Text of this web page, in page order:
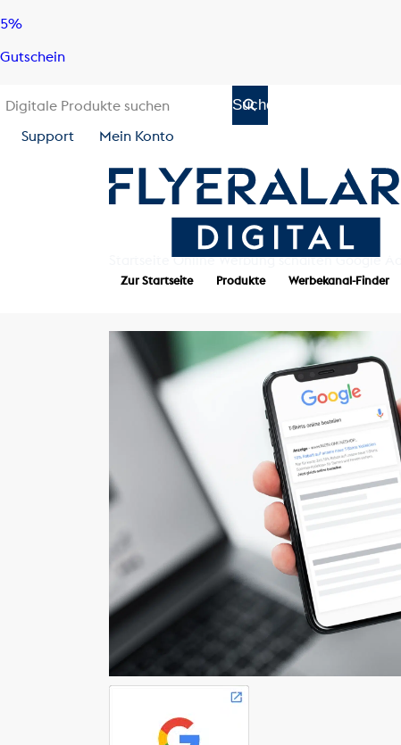
Skip
content
Skip
navigation
5%
Gutschein
Support Mein Konto
Zur Startseite Produkte Werbekanal-Finder
Online Werbung schalten Google Ads